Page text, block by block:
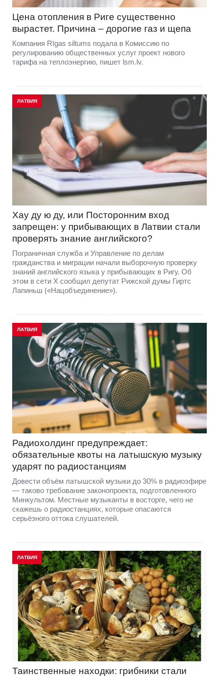
Цена отопления в Риге существенно
вырастет. Причина – дорогие газ и щепа
Компания Rīgas siltums подала в Комиссию по
регулированию общественных услуг проект нового
тарифа на теплоэнергию, пишет lsm.lv.
ЛАТВИЯ
Хау ду ю ду, или Посторонним вход
запрещен: у прибывающих в Латвии стали
проверять знание английского?
Пограничная служба и Управление по делам
гражданства и миграции начали выборочную проверку
знаний английского языка у прибывающих в Ригу. Об
этом в сети Х сообщил депутат Рижской думы Гиртс
Лапиньш («Нацобъединение»).
ЛАТВИЯ
Радиохолдинг предупреждает:
обязательные квоты на латышскую музыку
ударят по радиостанциям
Довести объём латышской музыки до 30% в радиоэфире
— таково требование законопроекта, подготовленного
Минкультом. Местные музыканты в восторге, чего не
скажешь о радиостанциях, которые опасаются
серьёзного оттока слушателей.
ЛАТВИЯ
Таинственные находки: грибники стали